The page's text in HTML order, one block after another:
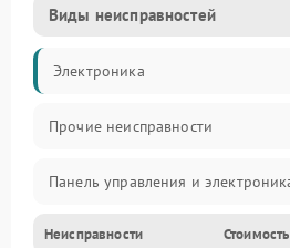
Виды неисправностей
Электроника
Прочие неисправности
Панель управления и
Дверца и корпус
Неисправности Стоимость